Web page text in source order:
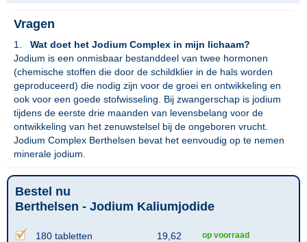
Vragen
1.
Wat doet het Jodium Complex in mijn lichaam?
Jodium is een onmisbaar bestanddeel van twee hormonen
(chemische stoffen die door de schildklier in de hals worden
geproduceerd) die nodig zijn voor de groei en ontwikkeling en
ook voor een goede stofwisseling. Bij zwangerschap is jodium
tijdens de eerste drie maanden van levensbelang voor de
ontwikkeling van het zenuwstelsel bij de ongeboren vrucht.
Jodium Complex Berthelsen bevat het eenvoudig op te nemen
minerale jodium.
Bestel nu
Berthelsen - Jodium Kaliumjodide
180 tabletten 19,62 op voorraad